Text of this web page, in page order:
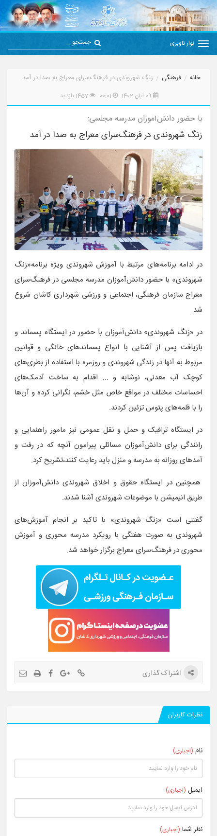
نوار ناوبری
خانه فرهنگی زنگ شهروندی در فرهنگ‌سرای معراج به صدا در آمد
با حضور دانش‌آموزان مدرسه مجلسی:
زنگ شهروندی در فرهنگ‌سرای معراج به صدا در آمد
در ادامه برنامه‌های مرتبط با آموزش شهروندی ویژه برنامه«زنگ
شهروندی» با حضور دانش‌آموزان مدرسه مجلسی در فرهنگ‌سرای
معراج سازمان فرهنگی، اجتماعی و ورزشی شهرداری کاشان شروع
شد.
در «زنگ شهروندی» دانش‌آموزان با حضور در ایستگاه پسماند و
بازیافت پس از آشنایی با انواع پسماندهای خانگی و قوانین
مربوط به آنها در زندگی شهروندی و روزمره با استفاده از بطری‌های
کوچک آب معدنی، نوشابه و ... اقدام به ساخت آدمک‌های
احساسات مختلف در مواقع خاص مثل خشم، نگرانی کرده و آن‌ها
را با قلمه‌های پتوس تزئین کردند.
در ایستگاه ترافیک و حمل و نقل عمومی نیز مامور راهنمایی و
رانندگی برای دانش‌آموزان مسائلی پیرامون آنچه که در رفت و
آمدهای روزانه به مدرسه و منزل باید رعایت کنند،تشریح کرد.
همچنین در ایستگاه حقوق و اخلاق شهروندی دانش‌آموزان از
طریق انیمیشن با موضوعات شهروندی آشنا شدند.
گفتنی است «زنگ شهروندی» با تاکید بر انجام آموزش‌‌های
شهروندی به صورت هفتگی با رویکرد مدرسه محوری و آموزش
محوری در فرهنگ‌سرای معراج برگزار خواهد شد.
اشتراک گذاری
نظرات کاربران
نام (اجباری)
ایمیل (اجباری)
نظر شما (اجباری)